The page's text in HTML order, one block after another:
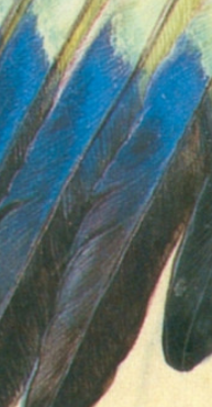
Vyhledávání